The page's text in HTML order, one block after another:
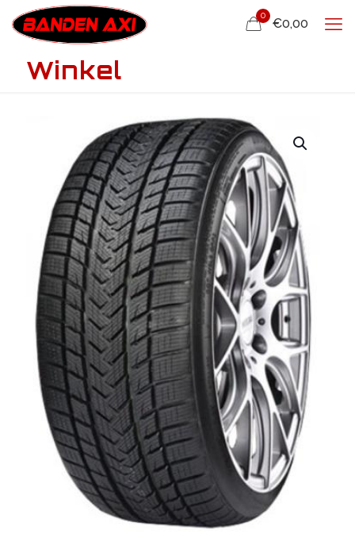
0
€0,00
Winkel